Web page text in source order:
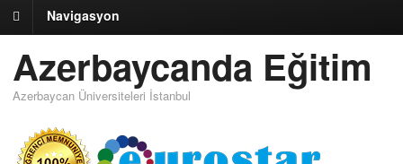
Navigasyon
Azerbaycanda Eğitim
Azerbaycan Üniversiteleri İstanbul